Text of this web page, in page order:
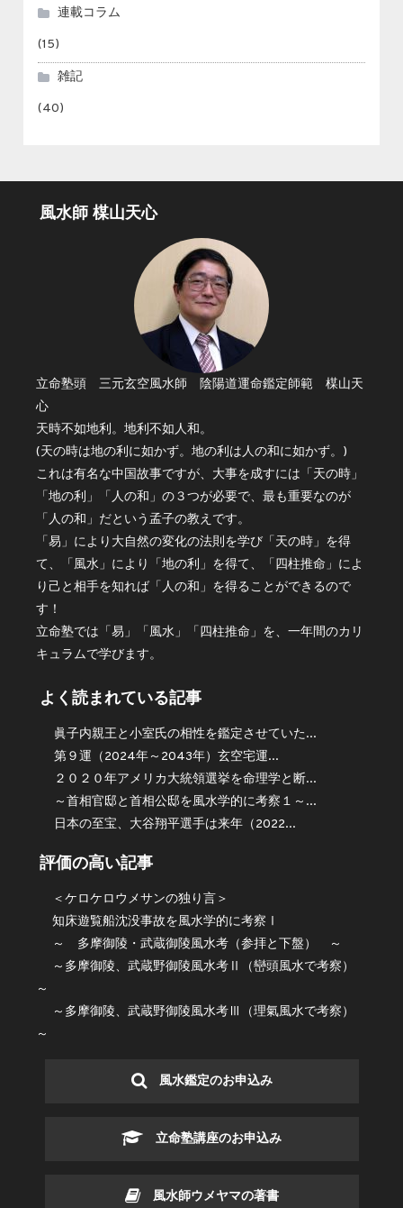
連載コラム
(15)
雑記
(40)
風水師 楳山天心
立命塾頭 三元玄空風水師 陰陽道運命鑑定師範 楳山天
心
天時不如地利。地利不如人和。
(天の時は地の利に如かず。地の利は人の和に如かず。)
これは有名な中国故事ですが、大事を成すには「天の時」
「地の利」「人の和」の３つが必要で、最も重要なのが
「人の和」だという孟子の教えです。
「易」により大自然の変化の法則を学び「天の時」を得
て、「風水」により「地の利」を得て、「四柱推命」によ
り己と相手を知れば「人の和」を得ることができるので
す！
立命塾では「易」「風水」「四柱推命」を、一年間のカリ
キュラムで学びます。
よく読まれている記事
眞子内親王と小室氏の相性を鑑定させていた...
第９運（2024年～2043年）玄空宅運...
２０２０年アメリカ大統領選挙を命理学と断...
～首相官邸と首相公邸を風水学的に考察１～...
日本の至宝、大谷翔平選手は来年（2022...
評価の高い記事
＜ケロケロウメサンの独り言＞
知床遊覧船沈没事故を風水学的に考察Ⅰ
～ 多摩御陵・武蔵御陵風水考（参拝と下盤） ～
～多摩御陵、武蔵野御陵風水考Ⅱ（巒頭風水で考察）
～
～多摩御陵、武蔵野御陵風水考Ⅲ（理氣風水で考察）
～
風水鑑定のお申込み
立命塾講座のお申込み
風水師ウメヤマの著書